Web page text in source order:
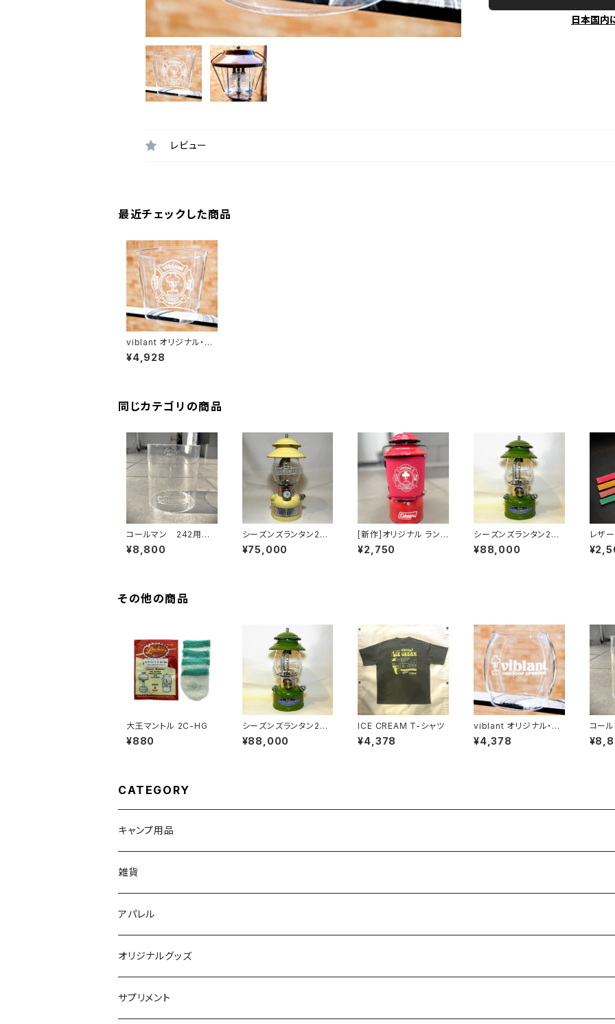
日本国内
レビュー
最近チェックした商品
viblant オリジナル・グ
ローブ 27x 一般販売
¥4,928
同じカテゴリの商品
コールマン 242用グ
ローブ リプロ
¥8,800
シーズンズランタン201
8
¥75,000
[新作]オリジナル ランタ
ン グローブガード バー
ガンディ
¥2,750
シーズンズランタン201
0
¥88,000
レザ
その他の商品
大王マントル 2C-HG
¥880
シーズンズランタン201
0
¥88,000
ICE CREAM T-シャツ
¥4,378
viblant オリジナル・グ
ローブ 20x 一般販売
¥4,378
コー
ロー
CATEGORY
キャンプ用品
ランタン関連
ケース類
食器類
オイルランプ
雑貨
キッズ向け
ステッカー
アパレル
Tシャツ
帽子類
オリジナルグッズ
ステッカー
サプリメント